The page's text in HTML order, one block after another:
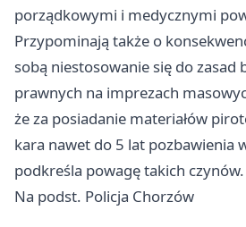
porządkowymi i medycznymi
Przypominają także o
sobą niestosowanie się do zasad
prawnych na imprezach
że za posiadanie materiałów
kara nawet do 5 lat pozbawienia
podkreśla powagę takich czynów.
Na podst. Policja Chorzów